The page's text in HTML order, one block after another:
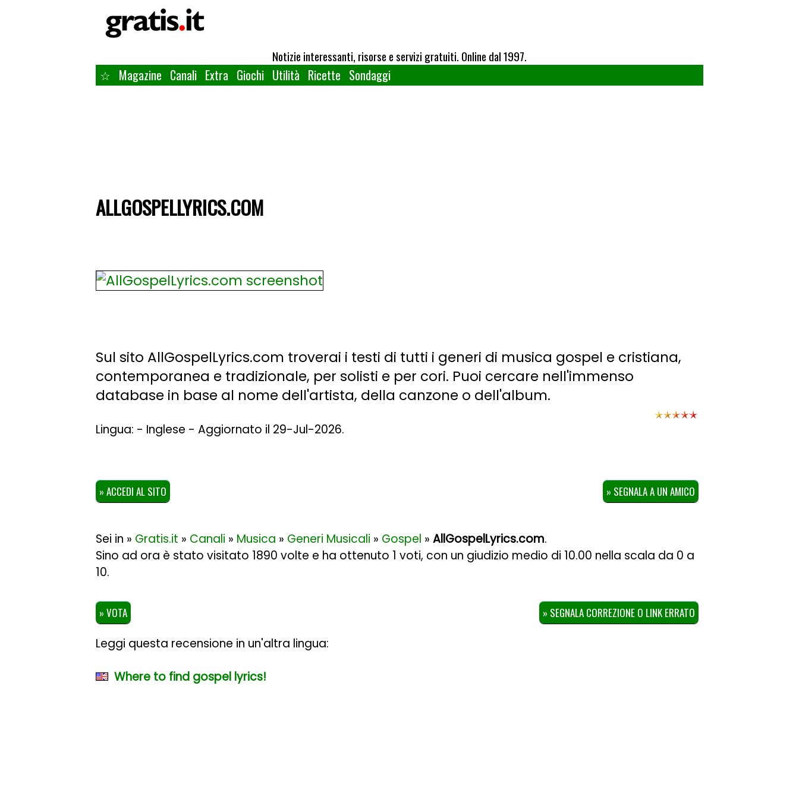
Notizie interessanti, risorse e servizi gratuiti. Online dal 1997.
☆ Magazine Canali Extra Giochi Utilità Ricette Sondaggi
ALLGOSPELLYRICS.COM
Sul sito AllGospelLyrics.com troverai i testi di tutti i generi di musica gospel e cristiana,
contemporanea e tradizionale, per solisti e per cori. Puoi cercare nell'immenso
database in base al nome dell'artista, della canzone o dell'album.
Lingua: - Inglese - Aggiornato il 29-Jul-2026.
» ACCEDI AL SITO » SEGNALA A UN AMICO
Sei in » Gratis.it » Canali » Musica » Generi Musicali » Gospel » AllGospelLyrics.com.
Sino ad ora è stato visitato 1890 volte e ha ottenuto 1 voti, con un giudizio medio di 10.00 nella scala da 0 a
10.
» VOTA » SEGNALA CORREZIONE O LINK ERRATO
Leggi questa recensione in un'altra lingua:
Where to find gospel lyrics!